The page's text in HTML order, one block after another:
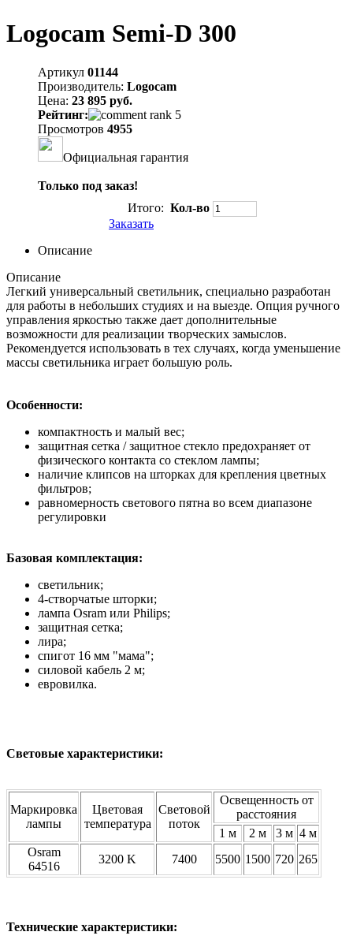
Logocam Semi-D 300
Артикул 01144
Производитель: Logocam
Цена: 23 895 руб.
Рейтинг:
Просмотров 4955
Официальная гарантия
Только под заказ!
Итого: Кол-во
Заказать
Описание
Описание
Легкий универсальный светильник, специально разработан
для работы в небольших студиях и на выезде. Опция ручного
управления яркостью также дает дополнительные
возможности для реализации творческих замыслов.
Рекомендуется использовать в тех случаях, когда уменьшение
массы светильника играет большую роль.
Особенности:
компактность и малый вес;
защитная сетка / защитное стекло предохраняет от
физического контакта со стеклом лампы;
наличие клипсов на шторках для крепления цветных
фильтров;
равномерность светового пятна во всем диапазоне
регулировки
Базовая комплектация:
светильник;
4-створчатые шторки;
лампа Osram или Philips;
защитная сетка;
лира;
спигот 16 мм "мама";
силовой кабель 2 м;
евровилка.
Световые характеристики:
Маркировка
лампы
Цветовая
температура
Световой
поток
Освещенность от
расстояния
1 м
2 м 3 м 4 м
Osram
64516
3200 K 7400 5500 1500 720 265
Технические характеристики: